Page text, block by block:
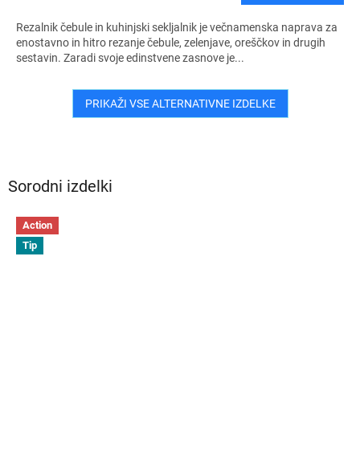
Sorodni izdelki
Action
Tip
Rezalnik čebule in kuhinjski sekljalnik je večnamenska naprava za
enostavno in hitro rezanje čebule, zelenjave, oreščkov in drugih
sestavin. Zaradi svoje edinstvene zasnove je...
PRIKAŽI VSE ALTERNATIVNE IZDELKE